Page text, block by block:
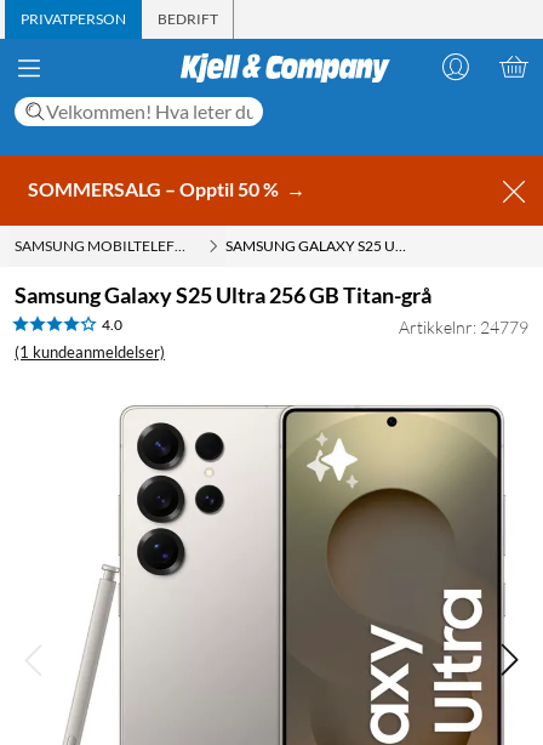
PRIVATPERSON BEDRIFT
SOMMERSALG – Opptil 50 % →
SAMSUNG MOBILTELEFONER SAMSUNG GALAXY S25 ULTRA 256 GB TITAN-GRÅ
Samsung Galaxy S25 Ultra 256 GB Titan-grå
4.0
(1 kundeanmeldelser)
Artikkelnr: 24779